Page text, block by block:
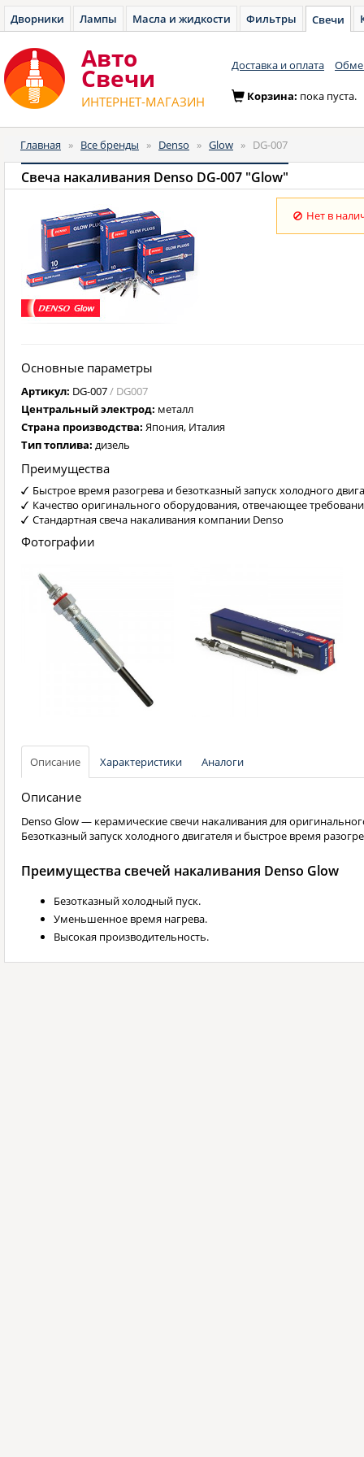
Дворники Лампы Масла и жидкости Фильтры Свечи
Авто
Cвечи
ИНТЕРНЕТ-МАГАЗИН
Доставка и оплата
Корзина: пока пуста.
Главная » Все бренды » Denso » Glow » DG-007
Свеча накаливания Denso DG-007 "Glow"
Нет в
Основные параметры
Артикул: DG-007/ DG007
Центральный электрод: металл
Страна производства: Япония, Италия
Тип топлива: дизель
Преимущества
Быстрое время разогрева и безотказный запуск холодного
Качество оригинального оборудования, отвечающее
Стандартная свеча накаливания компании Denso
Фотографии
Описание Характеристики Аналоги
Описание
Denso Glow — керамические свечи накаливания для
Безотказный запуск холодного двигателя и быстрое время
Преимущества свечей накаливания Denso Glow
Безотказный холодный пуск.
Уменьшенное время нагрева.
Высокая производительность.